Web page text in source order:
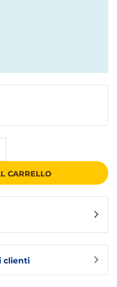
clienti
CARRELLO